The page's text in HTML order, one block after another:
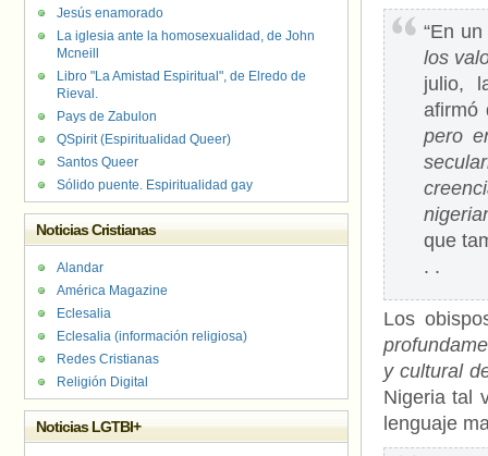
“En
los
julio,
pero
que
. .
Los
y cultural
Nigeria tal
lenguaje
Jesús enamorado
La iglesia ante la homosexualidad, de John
Mcneill
Libro "La Amistad Espiritual", de Elredo de
Rieval.
Pays de Zabulon
QSpirit (Espiritualidad Queer)
Santos Queer
Sólido puente. Espiritualidad gay
Noticias Cristianas
Alandar
América Magazine
Eclesalia
Eclesalia (información religiosa)
Redes Cristianas
Religión Digital
Noticias LGTBI+